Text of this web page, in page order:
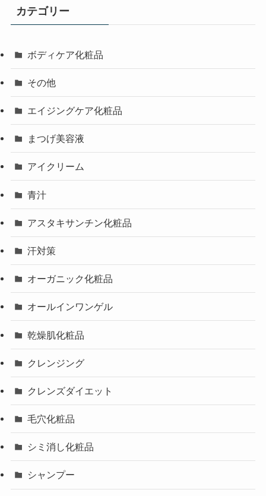
カテゴリー
ボディケア化粧品
その他
エイジングケア化粧品
まつげ美容液
アイクリーム
青汁
アスタキサンチン化粧品
汗対策
オーガニック化粧品
オールインワンゲル
乾燥肌化粧品
クレンジング
クレンズダイエット
毛穴化粧品
シミ消し化粧品
シャンプー